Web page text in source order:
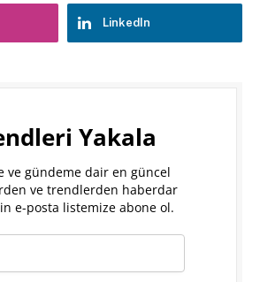
LinkedIn
Yakala
ve gündeme dair en güncel
ve trendlerden haberdar
e-posta listemize abone ol.